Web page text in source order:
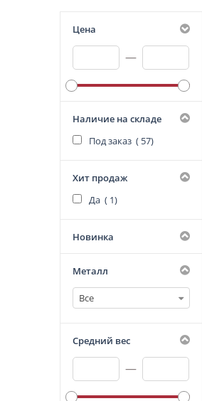
Цена
—
Наличие на складе
Под заказ ( 57)
Хит продаж
Да ( 1)
Новинка
Металл
Все
Средний вес
—